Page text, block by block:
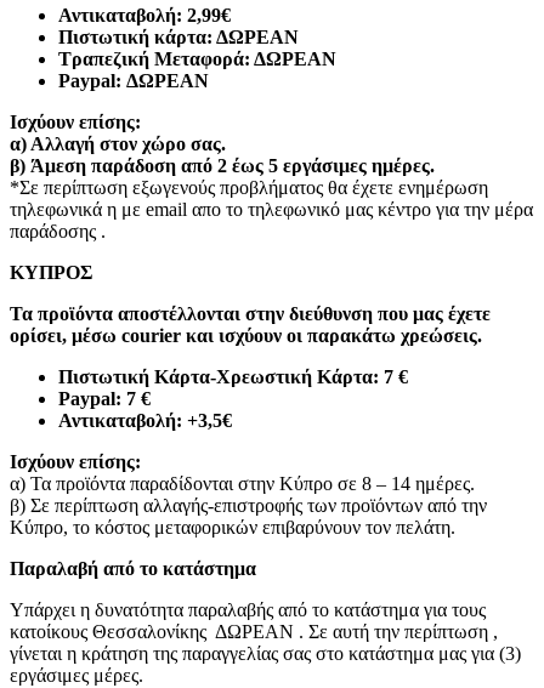
Αντικαταβολή: 2,99€
Πιστωτική κάρτα: ΔΩΡΕΑΝ
Τραπεζική Μεταφορά: ΔΩΡΕΑΝ
Paypal: ΔΩΡΕΑΝ
Ισχύουν επίσης:
α) Αλλαγή στον χώρο σας.
β) Άμεση παράδοση από 2 έως 5 εργάσιμες ημέρες.
*Σε περίπτωση εξωγενούς προβλήματος θα έχετε ενημέρωση
τηλεφωνικά η με email απο το τηλεφωνικό μας κέντρο για την μέρα
παράδοσης .
ΚΥΠΡΟΣ
Τα προϊόντα αποστέλλονται στην διεύθυνση που μας έχετε
ορίσει, μέσω courier και ισχύουν οι παρακάτω χρεώσεις.
Πιστωτική Κάρτα-Χρεωστική Κάρτα: 7 €​
Paypal: 7 €
Αντικαταβολή: +3,5€
Ισχύουν επίσης:
α) Τα προϊόντα παραδίδονται στην Κύπρο σε 8 – 14 ημέρες.
β) Σε περίπτωση αλλαγής-επιστροφής των προϊόντων από την
Κύπρο, το κόστος μεταφορικών επιβαρύνουν τον πελάτη.
Παραλαβή από το κατάστημα
Υπάρχει η δυνατότητα παραλαβής από το κατάστημα για τους
κατοίκους Θεσσαλονίκης ΔΩΡΕΑΝ . Σε αυτή την περίπτωση ,
γίνεται η κράτηση της παραγγελίας σας στο κατάστημα μας για (3)
εργάσιμες μέρες.